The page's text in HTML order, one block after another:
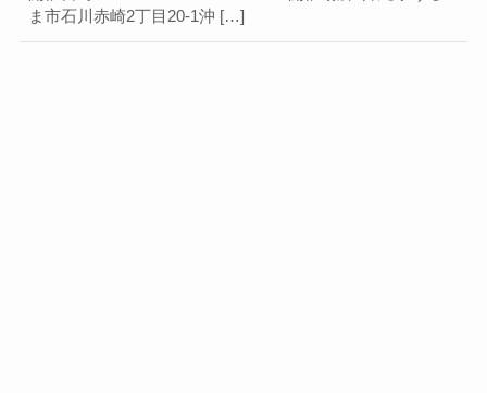
ま市石川赤崎2丁目20-1沖 […]